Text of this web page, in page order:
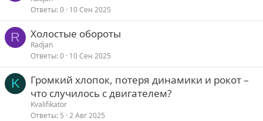
Ответы 0 10 Сен 2025
R Холостые обороты
Radjan
Ответы 0 10 Сен 2025
K
Громкий хлопок, потеря динамики и рокот –
что случилось с двигателем?
Kvalifikator
Ответы 5 2 Авг 2025